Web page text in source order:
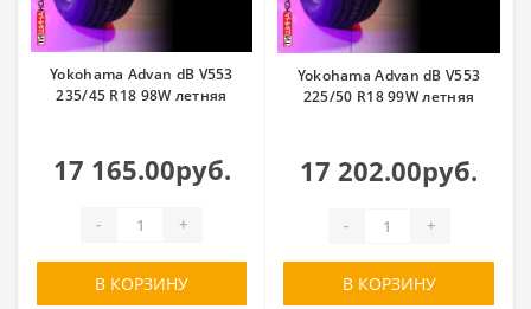
Yokohama Advan dB V553
235/45 R18 98W летняя
17 165.00руб.
- +
В КОРЗИНУ
Yokohama Advan dB V553
225/50 R18 99W летняя
17 202.00руб.
- +
В КОРЗИНУ